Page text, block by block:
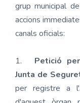
grup municipal
accions
canals oficials:
1.
Petició
Junta de
per registre a